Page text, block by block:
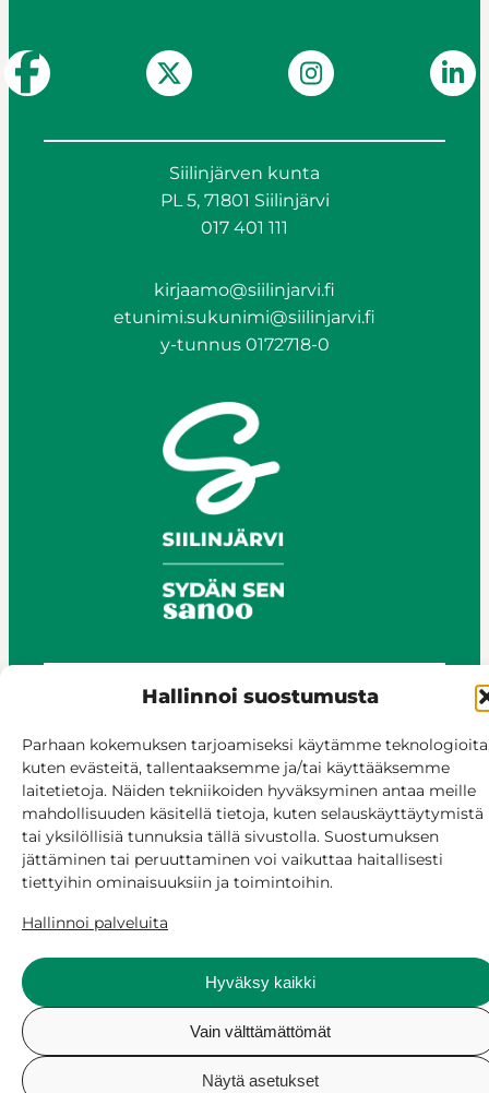
Hallinnoi suostumusta
Parhaan kokemuksen tarjoamiseksi käytämme
kuten evästeitä, tallentaaksemme ja/tai käyttääksemme
laitetietoja. Näiden tekniikoiden hyväksyminen antaa meille
mahdollisuuden käsitellä tietoja, kuten selauskäyttäytymistä
tai yksilöllisiä tunnuksia tällä sivustolla. Suostumuksen
jättäminen tai peruuttaminen voi vaikuttaa haitallisesti
tiettyihin ominaisuuksiin ja toimintoihin.
Hallinnoi palveluita
Hyväksy kaikki
Vain välttämättömät
Näytä asetukset
Siilinjärven kunta
PL 5, 71801 Siilinjärvi
017 401 111
kirjaamo@siilinjarvi.fi
etunimi.sukunimi@siilinjarvi.fi
y-tunnus 0172718-0
Anna palautetta
Asioi verkossa
Laskutus ja maksaminen
Saavutettavuus
Evästekäytäntö
Hallitse suostumusta